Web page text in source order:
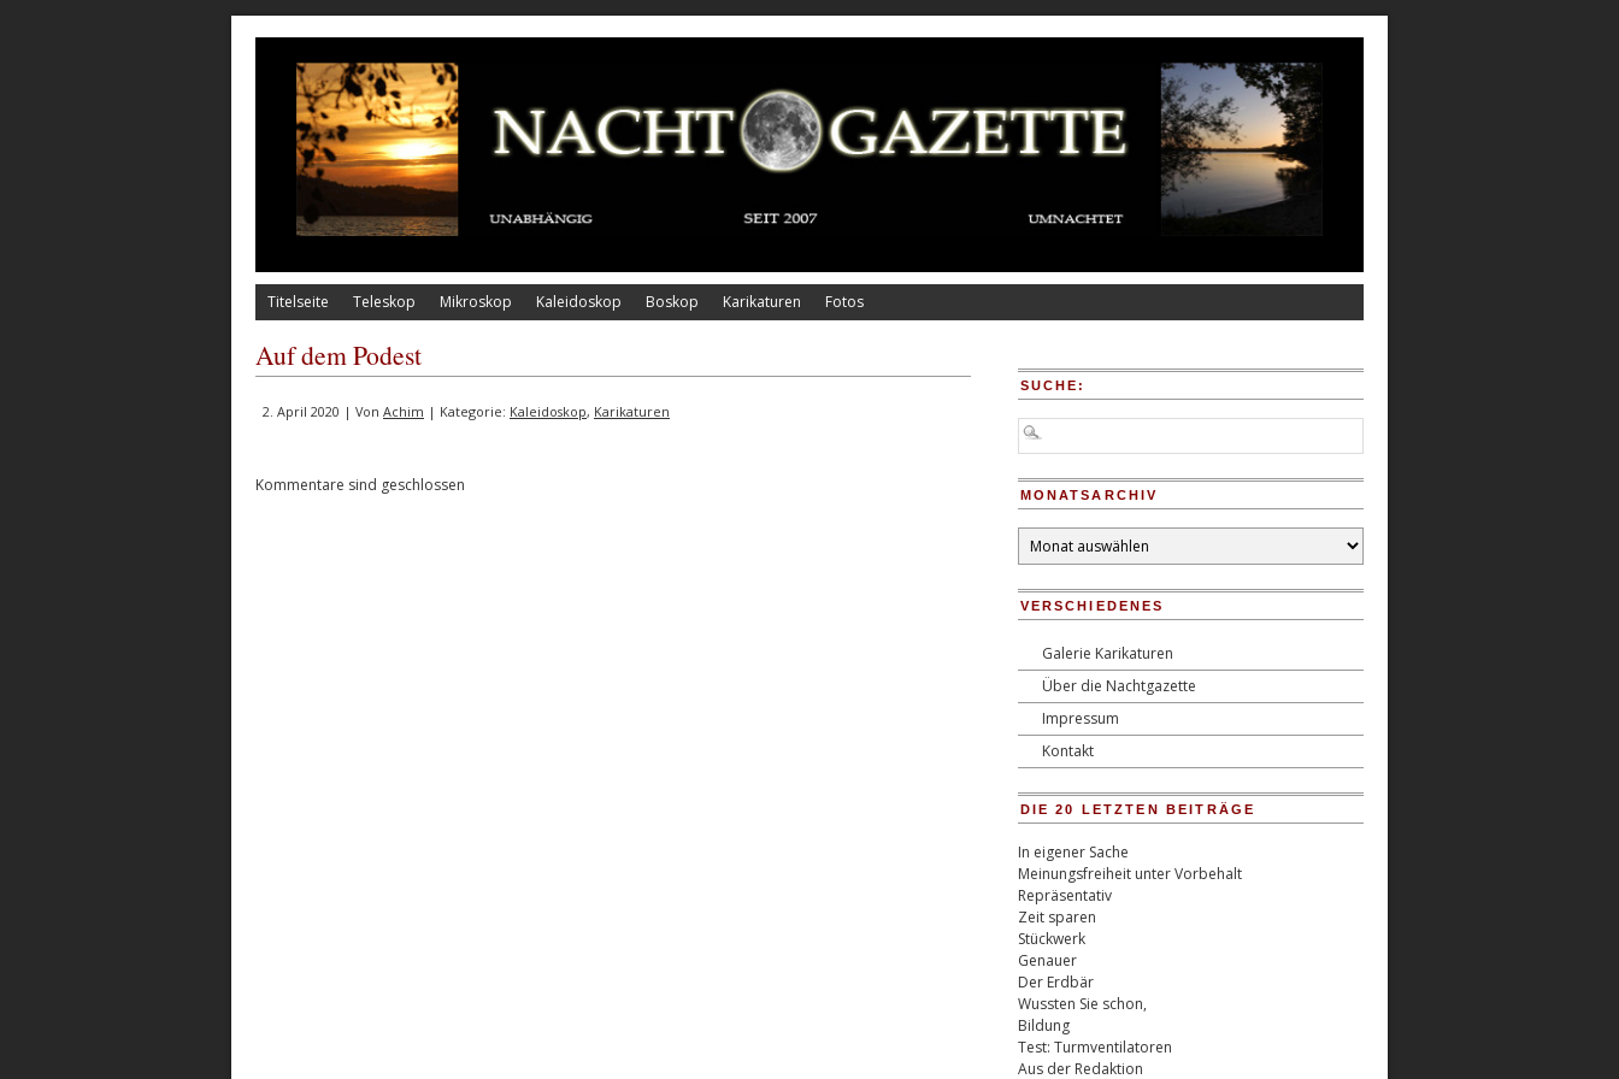
Titelseite Teleskop Mikroskop Kaleidoskop Boskop Karikaturen Fotos
Auf dem Podest
2. April 2020 | Von Achim | Kategorie: Kaleidoskop, Karikaturen
Kommentare sind geschlossen
SUCHE:
MONATSARCHIV
Monatsarchiv
VERSCHIEDENES
Galerie Karikaturen
Über die Nachtgazette
Impressum
Kontakt
DIE 20 LETZTEN BEITRÄGE
In eigener Sache
Meinungsfreiheit unter Vorbehalt
Repräsentativ
Zeit sparen
Stückwerk
Genauer
Der Erdbär
Wussten Sie schon,
Bildung
Test: Turmventilatoren
Aus der Redaktion